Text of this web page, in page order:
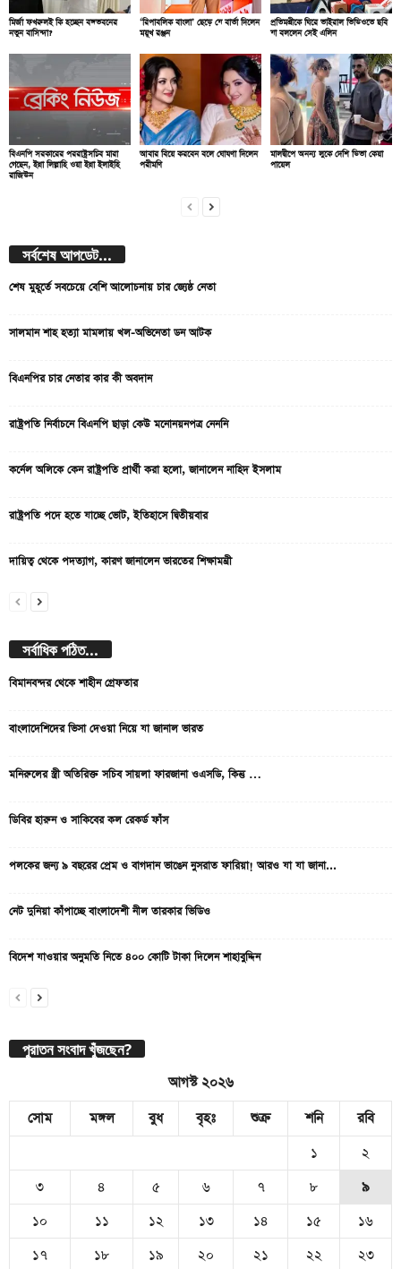
মির্জা ফখরুলই কি হচ্ছেন বঙ্গভবনের
নতুন বাসিন্দা?
‘রিপাবলিক বাংলা’ ছেড়ে যে বার্তা দিলেন
ময়ূখ রঞ্জন
প্রতিমন্ত্রীকে ঘিরে ভাইরাল ভিডিওতে ছবি
যা বললেন সেই এলিন
বিএনপি সরকারের পররাষ্ট্রসচিব মারা
গেছেন, ইন্না লিল্লাহি ওয়া ইন্না ইলাইহি
রাজিউন
আবার বিয়ে করবেন বলে ঘোষণা দিলেন
পরীমণি
মালদ্বীপে অনন্য লুকে দেশি ডিভা কেয়া
পায়েল
সর্বশেষ আপডেট...
শেষ মুহূর্তে সবচেয়ে বেশি আলোচনায় চার জ্যেষ্ঠ নেতা
সালমান শাহ হত্যা মামলায় খল-অভিনেতা ডন আটক
বিএনপির চার নেতার কার কী অবদান
রাষ্ট্রপতি নির্বাচনে বিএনপি ছাড়া কেউ মনোনয়নপত্র নেননি
কর্নেল অলিকে কেন রাষ্ট্রপতি প্রার্থী করা হলো, জানালেন নাহিদ ইসলাম
রাষ্ট্রপতি পদে হতে যাচ্ছে ভোট, ইতিহাসে দ্বিতীয়বার
দায়িত্ব থেকে পদত্যাগ, কারণ জানালেন ভারতের শিক্ষামন্ত্রী
সর্বাধিক পঠিত...
বিমানবন্দর থেকে শাহীন গ্রেফতার
বাংলাদেশিদের ভিসা দেওয়া নিয়ে যা জানাল ভারত
মনিরুলের স্ত্রী অতিরিক্ত সচিব সায়লা ফারজানা ওএসডি, কিন্তু …
ডিবির হারুন ও সাকিবের কল রেকর্ড ফাঁস
পলকের জন্য ৯ বছরের প্রেম ও বাগদান ভাঙেন নুসরাত ফারিয়া! আরও যা যা জানা...
নেট দুনিয়া কাঁপাচ্ছে বাংলাদেশী নীল তারকার ভিডিও
বিদেশ যাওয়ার অনুমতি নিতে ৪০০ কোটি টাকা দিলেন শাহাবুদ্দিন
পুরাতন সংবাদ খুঁজছেন?
আগস্ট ২০২৬
সোম
মঙ্গল বুধ বৃহঃ শুক্র শনি
রবি
১
২
৩
৪ ৫ ৬ ৭ ৮
৯
১০
১১ ১২ ১৩ ১৪ ১৫
১৬
১৭
১৮ ১৯ ২০ ২১ ২২ ২৩